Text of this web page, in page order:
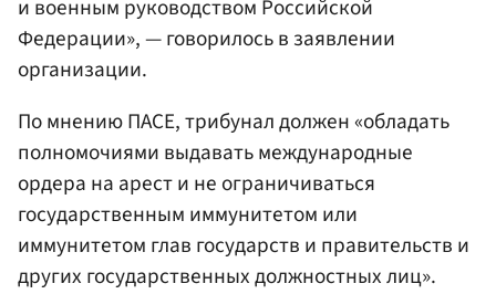
и военным руководством Российской
Федерации», — говорилось в заявлении
организации.
По мнению ПАСЕ, трибунал должен «обладать
полномочиями выдавать международные
ордера на арест и не ограничиваться
государственным иммунитетом или
иммунитетом глав государств и правительств и
других государственных должностных лиц».